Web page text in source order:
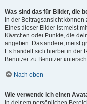
Was sind das für Bilder, die
In der Beitragsansicht
Eines dieser Bilder ist meist
Kästchen oder Punkte, die
angeben. Das andere, meist
Es handelt sich hierbei in der
Benutzer zu Benutzer
Nach oben
Wie verwende ich einen
In deinem persönlichen